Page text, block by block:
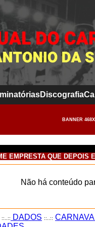
Discografia
BANNER
EMPRESTA QUE DEPOIS
Não há conteúdo
::..:: DADOS ::..::